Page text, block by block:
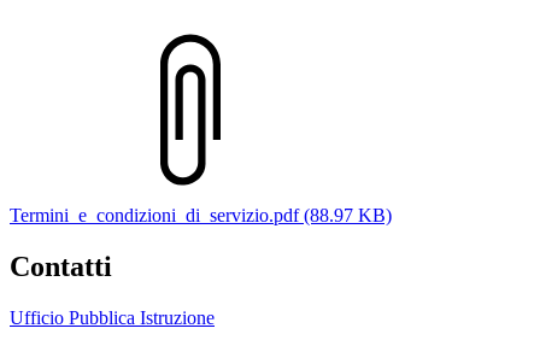
Termini_e_condizioni_di_servizio.pdf (88.97 KB)
Contatti
Ufficio Pubblica Istruzione